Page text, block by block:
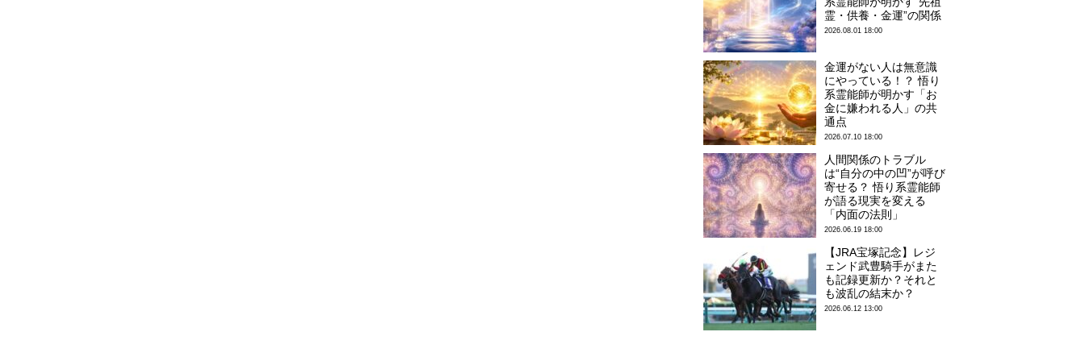
霊・供養・金運”の関係
2026.08.01 18:00
金運がない人は無意識
にやっている！？ 悟り
系霊能師が明かす「お
金に嫌われる人」の共
通点
2026.07.10 18:00
人間関係のトラブル
は“自分の中の凹”が呼び
寄せる？ 悟り系霊能師
が語る現実を変える
「内面の法則」
2026.06.19 18:00
【JRA宝塚記念】レジ
ェンド武豊騎手がまた
も記録更新か？それと
も波乱の結末か？
2026.06.12 13:00